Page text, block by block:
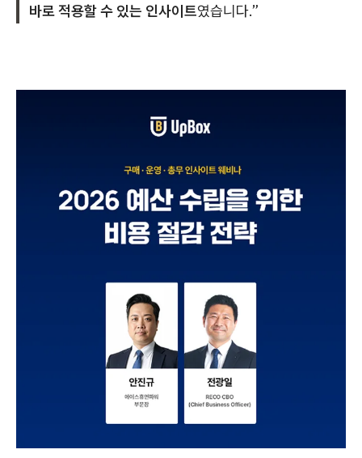
바로 적용할 수 있는 인사이트였습니다.”